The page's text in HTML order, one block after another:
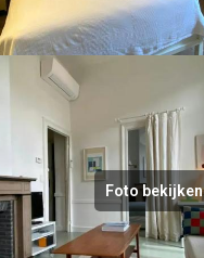
Foto bekijken